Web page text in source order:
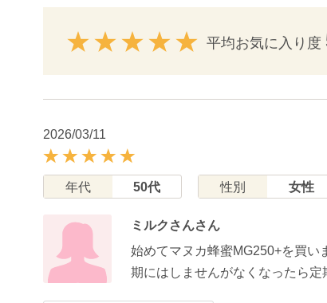
平均お気に入り度
2026/03/11
年代 50代 性別 女性
ミルクさんさん
始めてマヌカ蜂蜜MG250+を買い
期にはしませんがなくなったら定